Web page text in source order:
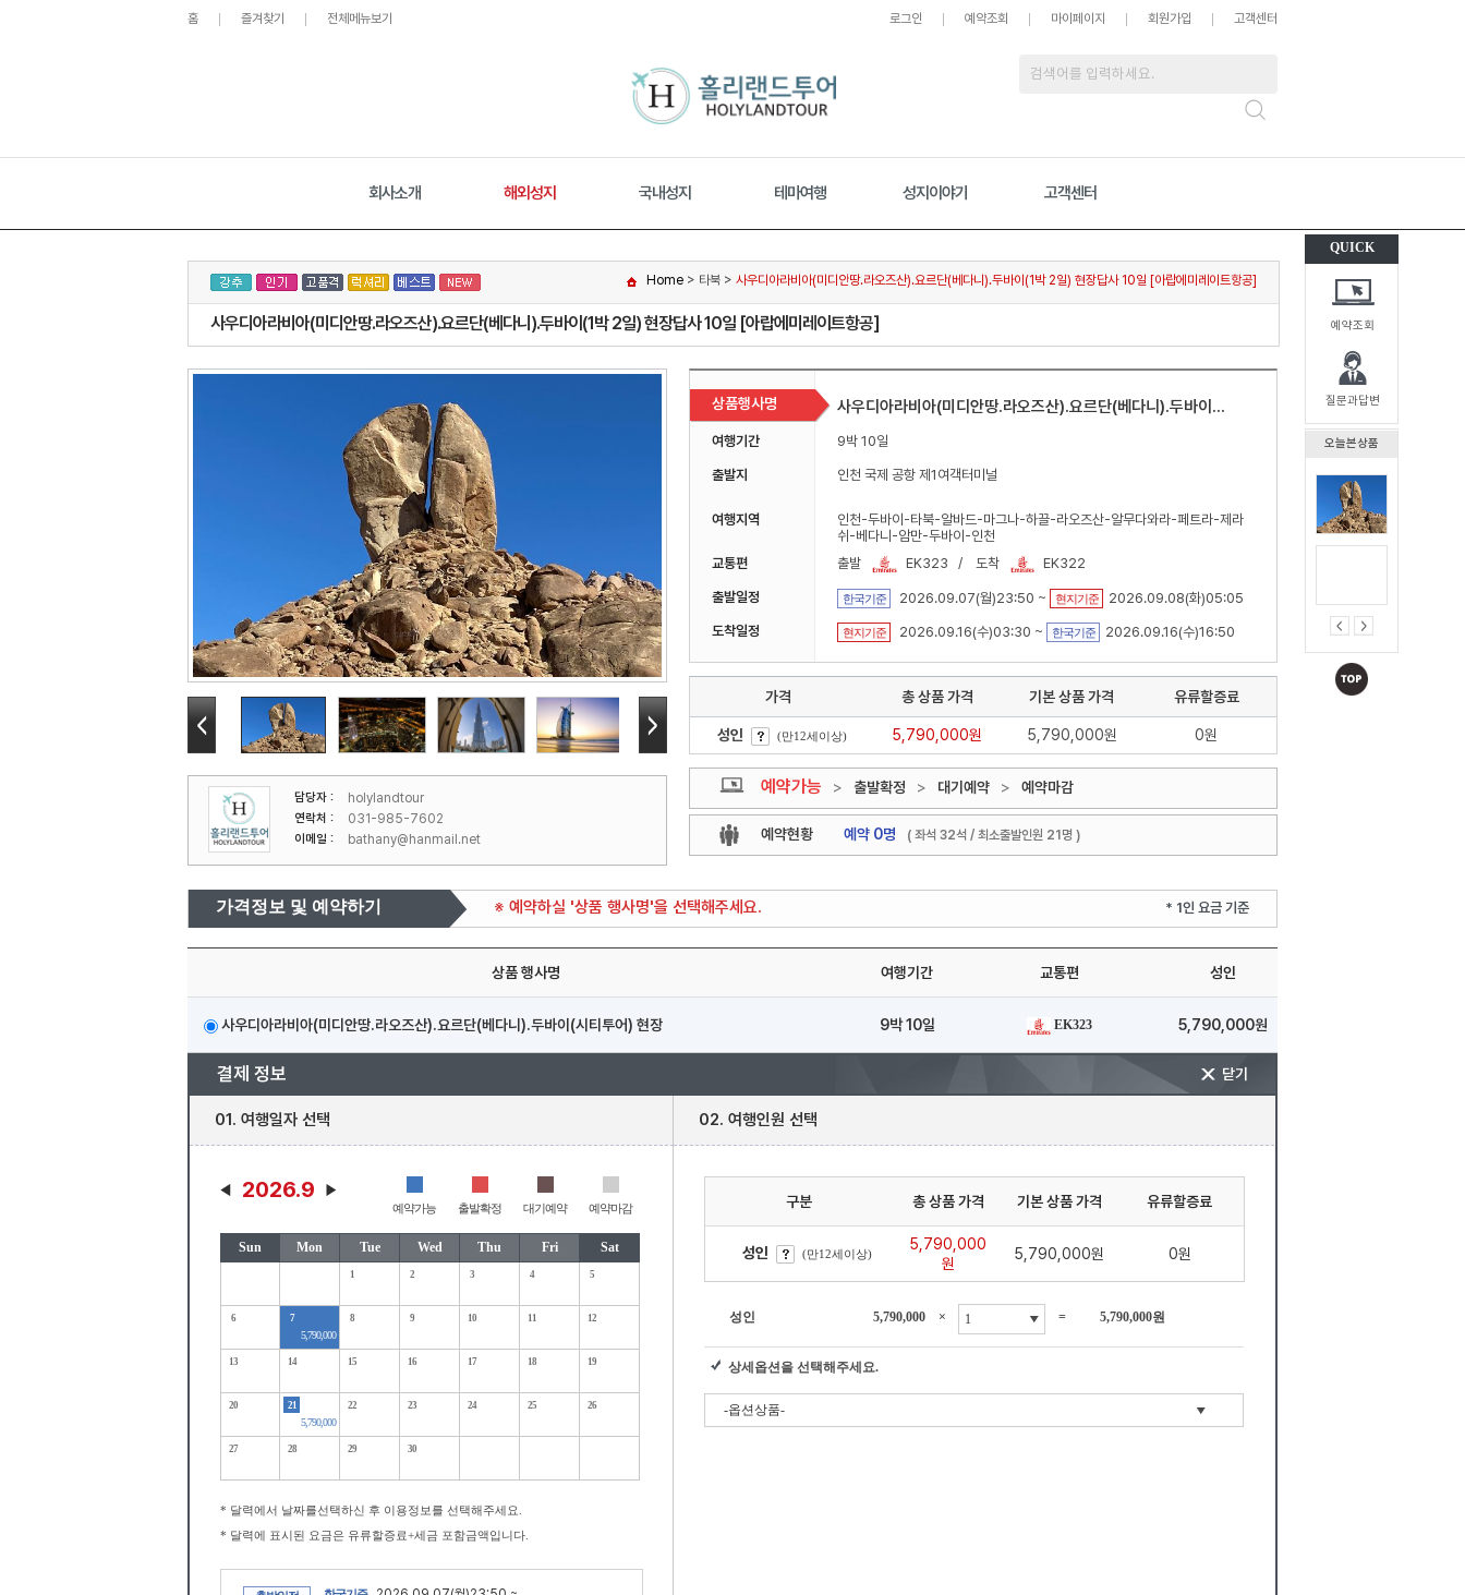
QUICK
예약조회
질문과답변
오늘본상품
홈 즐겨찾기 전체메뉴보기 로그인 예약조회 마이페이지 회원가입 고객센터
회사소개 해외성지 국내성지 테마여행 성지이야기 고객센터
Home > 타북 > 사우디아라비아(미디안땅.라오즈산).요르단(베다니).두바이(1박 2일) 현장답사 10일 [아랍에미레이트항공]
사우디아라비아(미디안땅.라오즈산).요르단(베다니).두바이(1박 2일) 현장답사 10일 [아랍에미레이트항공]
담당자 : holylandtour
연락처 : 031-985-7602
이메일 : bathany@hanmail.net
상품행사명 사우디아라비아(미디안땅.라오즈산).요르단(베다니).두바이...
여행기간 9박 10일
출발지 인천 국제 공항 제1여객터미널
여행지역
인천-두바이-타북-알바드-마그나-하끌-라오즈산-알무다와라-페트라-제라
쉬-베다니-암만-두바이-인천
교통편
출발 EK323 / 도착 EK322
출발일정 한국기준 2026.09.07(월)23:50 ~ 현지기준
2026.09.08(화)05:05
도착일정
현지기준 2026.09.16(수)03:30 ~ 한국기준 2026.09.16(수)16:50
가격 총 상품 가격 기본 상품 가격 유류할증료
성인 (만12세이상) 5,790,000원 5,790,000원 0원
예약가능 > 출발확정 > 대기예약 > 예약마감
예약현황 예약 0명 ( 좌석 32석 / 최소출발인원 21명 )
가격정보 및 예약하기 ※ 예약하실 '상품 행사명'을 선택해주세요. * 1인 요금 기준
상품 행사명 여행기간 교통편 성인
사우디아라비아(미디안땅.라오즈산).요르단(베다니).두바이(시티투어) 현장 9박 10일 EK323 5,790,000원
결제 정보 닫기
01. 여행일자 선택
2026.9
예약가능 출발확정 대기예약 예약마감
Sun Mon Tue Wed Thu Fri Sat
1 2 3 4 5
6 7
5,790,000
8 9 10 11 12
13 14 15 16 17 18 19
20 21
5,790,000
22 23 24 25 26
27 28 29 30
* 달력에서 날짜를선택하신 후 이용정보를 선택해주세요.
* 달력에 표시된 요금은 유류할증료+세금 포함금액입니다.
02. 여행인원 선택
구분 총 상품 가격 기본 상품 가격 유류할증료
성인 (만12세이상)
5,790,000
원
5,790,000원 0원
성인 5,790,000 × = 5,790,000원
상세옵션을 선택해주세요.